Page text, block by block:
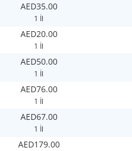
AED35.00
1 İl
AED20.00
1 İl
AED50.00
1 İl
AED76.00
1 İl
AED67.00
1 İl
AED179.00